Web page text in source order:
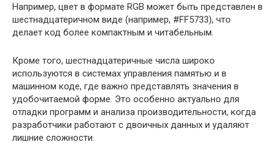
Например, цвет в формате RGB может быть представлен в
шестнадцатеричном виде (например, #FF5733), что
делает код более компактным и читабельным.
Кроме того, шестнадцатеричные числа широко
используются в системах управления памятью и в
машинном коде, где важно представлять значения в
удобочитаемой форме. Это особенно актуально для
отладки программ и анализа производительности, когда
разработчики работают с двоичных данных и удаляют
лишние сложности.